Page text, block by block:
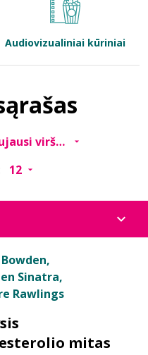
Audiovizualiniai kūriniai
,
Sinatra,
Rawlings
mitas